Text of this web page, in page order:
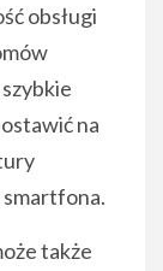
obsługi
na
także